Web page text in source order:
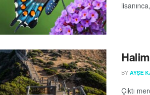
BY AYŞE
Çıktı